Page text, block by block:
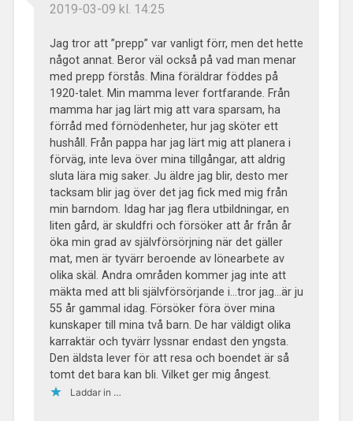
2019-03-09 kl. 14:25
Jag tror att ”prepp” var vanligt förr, men det hette
något annat. Beror väl också på vad man menar
med prepp förstås. Mina föräldrar föddes på
1920-talet. Min mamma lever fortfarande. Från
mamma har jag lärt mig att vara sparsam, ha
förråd med förnödenheter, hur jag sköter ett
hushåll. Från pappa har jag lärt mig att planera i
förväg, inte leva över mina tillgångar, att aldrig
sluta lära mig saker. Ju äldre jag blir, desto mer
tacksam blir jag över det jag fick med mig från
min barndom. Idag har jag flera utbildningar, en
liten gård, är skuldfri och försöker att år från år
öka min grad av självförsörjning när det gäller
mat, men är tyvärr beroende av lönearbete av
olika skäl. Andra områden kommer jag inte att
mäkta med att bli självförsörjande i…tror jag…är ju
55 år gammal idag. Försöker föra över mina
kunskaper till mina två barn. De har väldigt olika
karraktär och tyvärr lyssnar endast den yngsta.
Den äldsta lever för att resa och boendet är så
tomt det bara kan bli. Vilket ger mig ångest.
Laddar in …